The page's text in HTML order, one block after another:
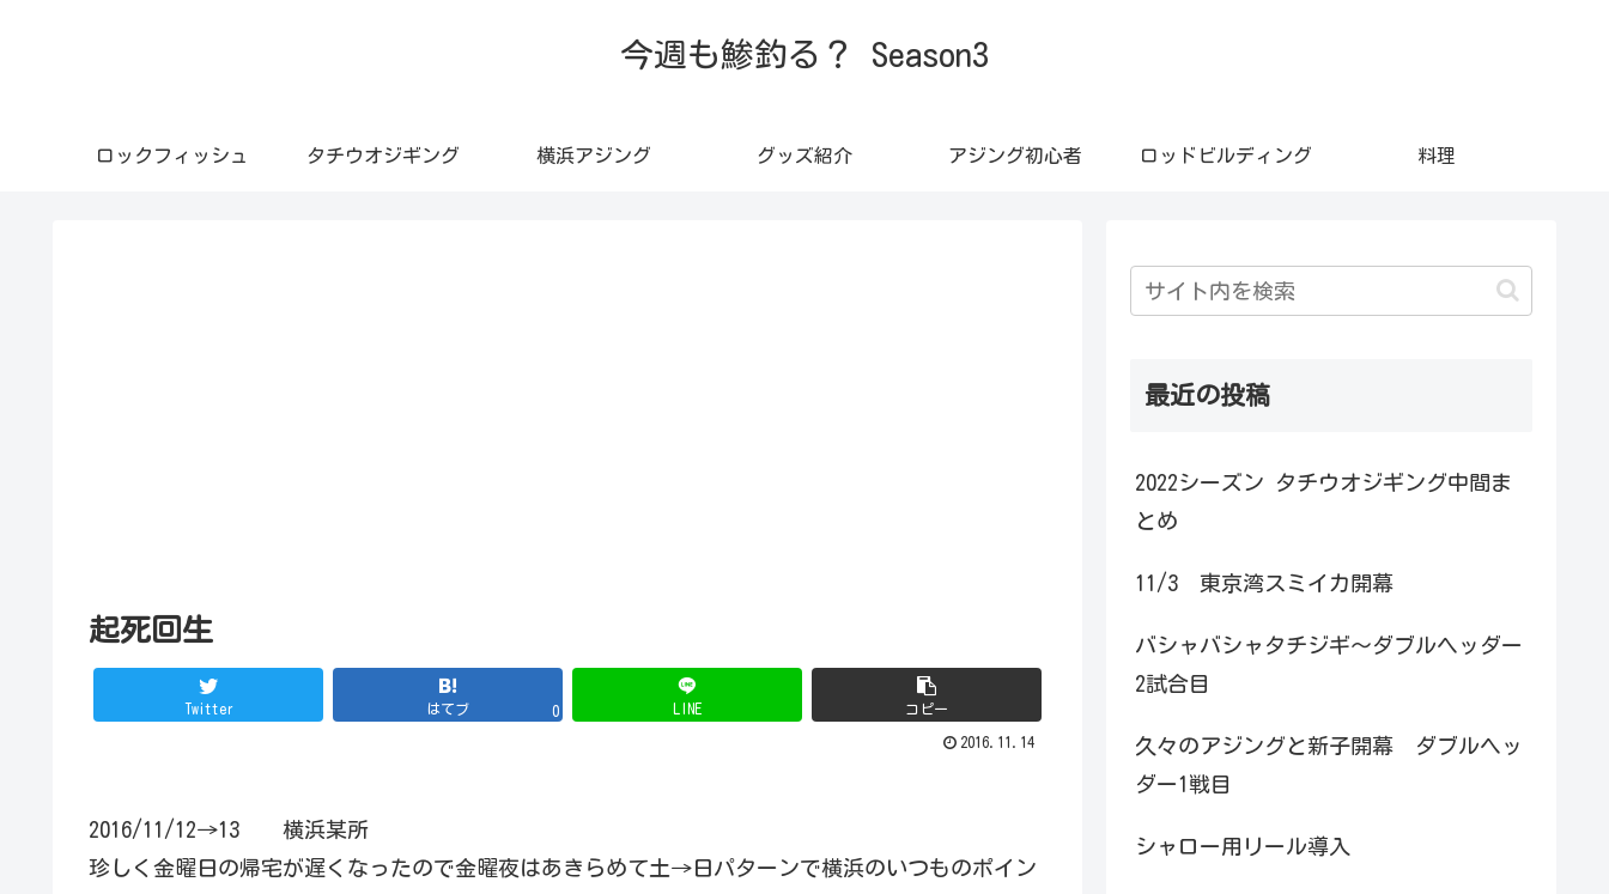
今週も鯵釣る？ Season3
ロックフィッシュ タチウオジギング 横浜アジング グッズ紹介 アジング初心者 ロッドビルディング 料理
起死回生
Twitter はてブ 0 LINE コピー
2016.11.14
2016/11/12→13 横浜某所
珍しく金曜日の帰宅が遅くなったので金曜夜はあきらめて土→日パターンで横浜のいつものポイン
最近の投稿
2022シーズン タチウオジギング中間ま
とめ
11/3 東京湾スミイカ開幕
バシャバシャタチジギ～ダブルヘッダー
2試合目
久々のアジングと新子開幕 ダブルヘッ
ダー1戦目
シャロー用リール導入